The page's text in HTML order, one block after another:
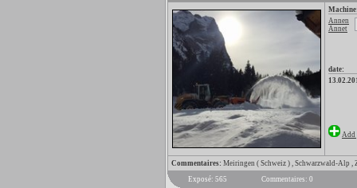
Annen
Annet
date:
Add
Commentaires: Meiringen ( Schweiz ) , Schwarzwald-Alp
Exposé: 565
Commentaires: 0